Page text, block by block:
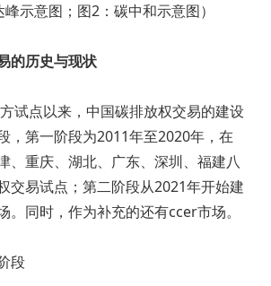
峰示意图；图2：碳中和示意图）
的历史与现状
试点以来，中国碳排放权交易的建设
，第一阶段为2011年至2020年，在
、重庆、湖北、广东、深圳、福建八
交易试点；第二阶段从2021年开始建
。同时，作为补充的还有ccer市场。
段